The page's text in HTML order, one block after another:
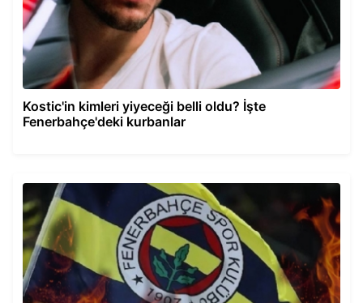
Kostic'in kimleri yiyeceği belli oldu? İşte
Fenerbahçe'deki kurbanlar